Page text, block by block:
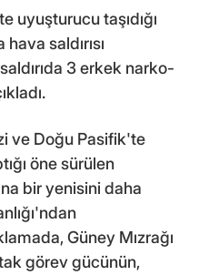
uyuşturucu taşıdığı
saldırısı
3 erkek narko-
ve Doğu Pasifik'te
öne sürülen
bir yenisini daha
Güney Mızrağı
görev gücünün,